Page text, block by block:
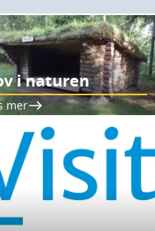
i naturen
mer